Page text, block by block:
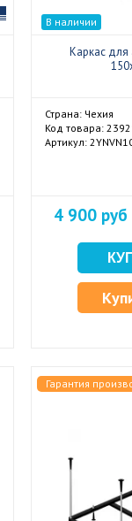
Сравнить
В наличии
Каркас для
Страна: Чехия
Код товара:
Артикул:
4 900 руб
Гарантия